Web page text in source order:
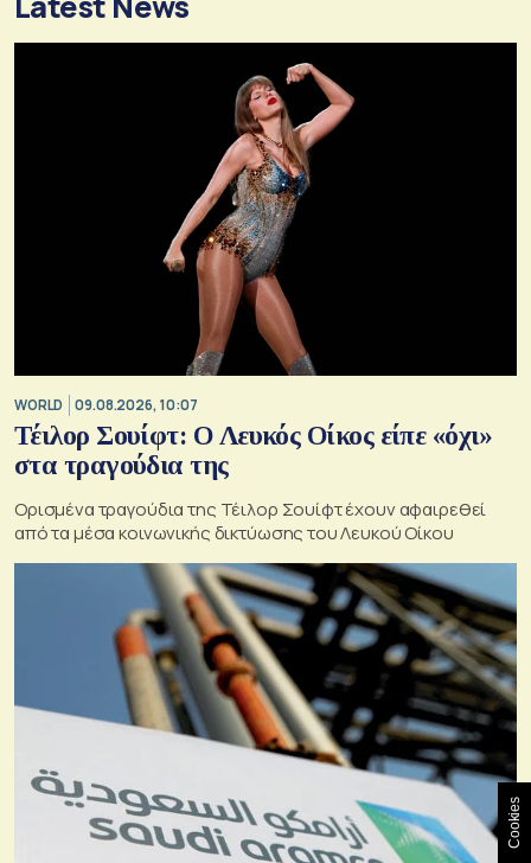
WORLD 09.08.2026, 10:07
Τέιλορ Σουίφτ: Ο Λευκός Οίκος είπε «όχι»
στα τραγούδια της
Ορισμένα τραγούδια της Τέιλορ Σουίφτ έχουν αφαιρεθεί
από τα μέσα κοινωνικής δικτύωσης του Λευκού Οίκου
Cookies